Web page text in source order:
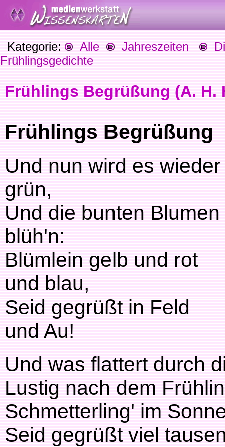
Kategorie: Alle Jahreszeiten
Frühlingsgedichte
Frühlings Begrüßung (A. H.
Frühlings Begrüßung
Und nun wird es wieder
grün,
Und die bunten Blumen
blüh'n:
Blümlein gelb und rot
und blau,
Seid gegrüßt in Feld
und Au!
Und was flattert durch
Lustig nach dem
Schmetterling' im
Seid gegrüßt viel